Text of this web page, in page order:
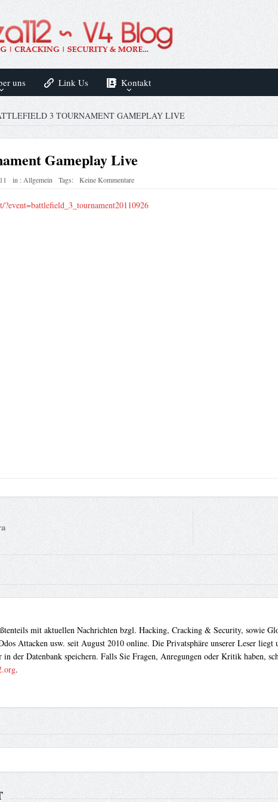
uns Link Us Kontakt
3 TOURNAMENT GAMEPLAY LIVE
Gameplay Live
in :Allgemein Tags: Keine Kommentare
mit aktuellen Nachrichten bzgl. Hacking, Cracking & Security, sowie
Attacken usw. seit August 2010 online. Die Privatsphäre unserer Leser
in der Datenbank speichern. Falls Sie Fragen, Anregungen oder Kritik haben,
.